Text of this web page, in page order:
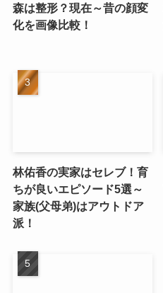
森は整形？現在～昔の顔変
化を画像比較！
林佑香の実家はセレブ！育
ちが良いエピソード5選～
家族(父母弟)はアウトドア
派！